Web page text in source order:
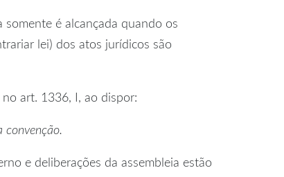
somente é alcançada quando os
lei) dos atos jurídicos são
art. 1336, I, ao dispor:
convenção.
e deliberações da assembleia estão